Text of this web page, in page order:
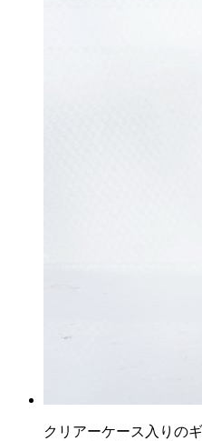
クリアーケース入りの